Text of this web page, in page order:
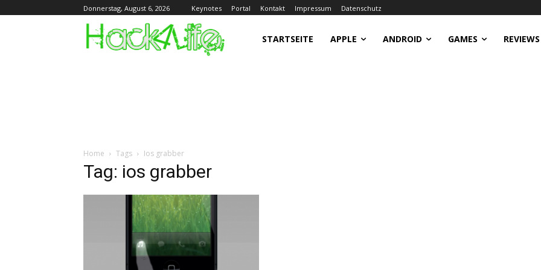
Donnerstag, August 6, 2026 Keynotes Portal Kontakt Impressum Datenschutz
STARTSEITE APPLE ANDROID GAMES REVIEWS
Home Tags Ios grabber
Tag: ios grabber